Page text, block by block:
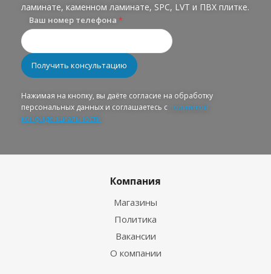
ламинате, каменном ламинате, SPC, LVT и ПВХ плитке.
Ваш номер телефона *
Нажимая на кнопку, вы даёте согласие на обработку
персональных данных и соглашаетесь с политикой
конфиденциальности
Компания
Магазины
Политика
Вакансии
О компании